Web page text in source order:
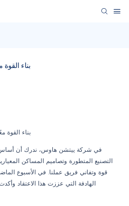
بناء القوة
في شركة ييتشن هاوس، ندرك أن أساس
التصنيع المتطورة وتصاميم المساكن
قوة وتفاني فريق عملنا. في الأسبوع
الهادفة التي عززت هذا الاعتقاد